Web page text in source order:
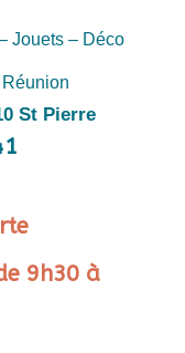
Jouets – Déco
Réunion
St Pierre
9h30 à